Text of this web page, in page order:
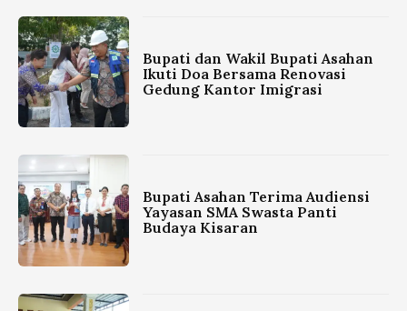
Bupati dan Wakil Bupati Asahan
Ikuti Doa Bersama Renovasi
Gedung Kantor Imigrasi
Bupati Asahan Terima Audiensi
Yayasan SMA Swasta Panti
Budaya Kisaran